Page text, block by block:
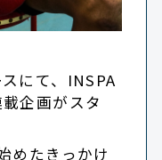
にて、INSPA
企画がスタ
めたきっかけ